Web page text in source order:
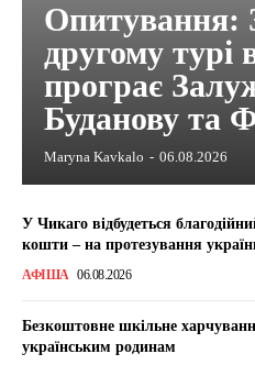
Опитування:
другому турі
програє
Буданову та
Maryna Kavkalo - 06.08.2026
У Чикаго відбудеться
кошти – на протезування
АФІША 06.08.2026
Безкоштовне шкільне
українським родинам